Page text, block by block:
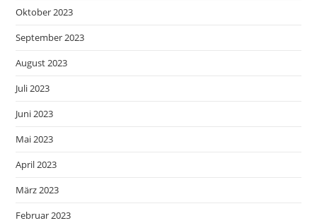
Oktober 2023
September 2023
August 2023
Juli 2023
Juni 2023
Mai 2023
April 2023
März 2023
Februar 2023